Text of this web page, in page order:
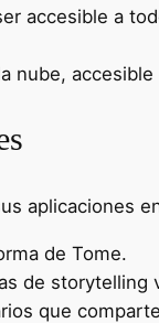
accesible a
nube,
aplicaciones
de Tome.
de storytelling
que